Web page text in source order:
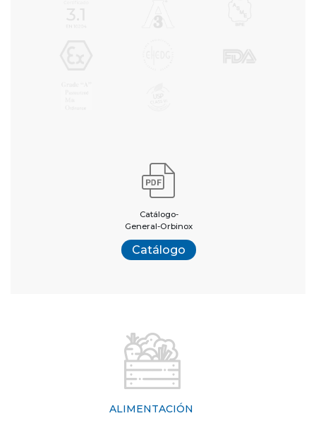
Catálogo-
General-Orbinox
Catálogo
ALIMENTACIÓN